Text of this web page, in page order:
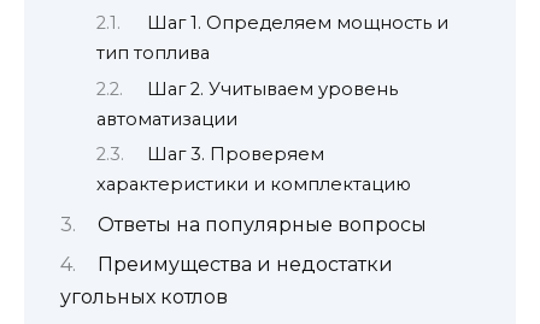
Шаг 1. Определяем мощность и
тип топлива
Шаг 2. Учитываем уровень
автоматизации
Шаг 3. Проверяем
характеристики и комплектацию
Ответы на популярные вопросы
Преимущества и недостатки
угольных котлов